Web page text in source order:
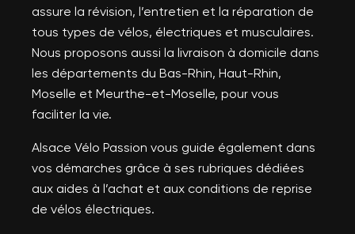
assure la révision, l’entretien et la réparation de
tous types de vélos, électriques et musculaires.
Nous proposons aussi la livraison à domicile dans
les départements du Bas-Rhin, Haut-Rhin,
Moselle et Meurthe-et-Moselle, pour vous
faciliter la vie.
Alsace Vélo Passion vous guide également dans
vos démarches grâce à ses rubriques dédiées
aux aides à l’achat et aux conditions de reprise
de vélos électriques.